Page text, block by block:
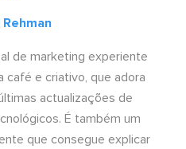
de marketing experiente
café e criativo, que adora
actualizações de
É também um
que consegue explicar